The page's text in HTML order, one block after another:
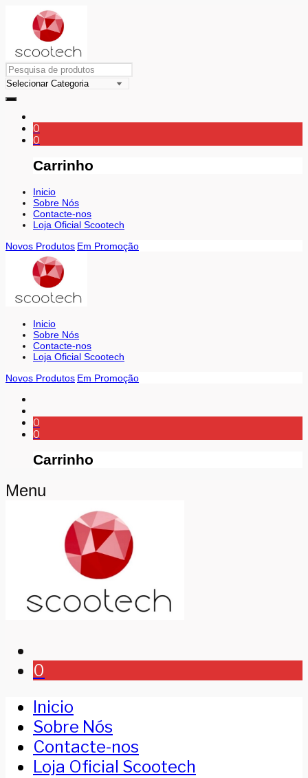
0
0
Carrinho
Inicio
Sobre Nós
Contacte-nos
Loja Oficial Scootech
Novos Produtos Em Promoção
Inicio
Sobre Nós
Contacte-nos
Loja Oficial Scootech
Novos Produtos Em Promoção
0
0
Carrinho
Menu
0
Inicio
Sobre Nós
Contacte-nos
Loja Oficial Scootech